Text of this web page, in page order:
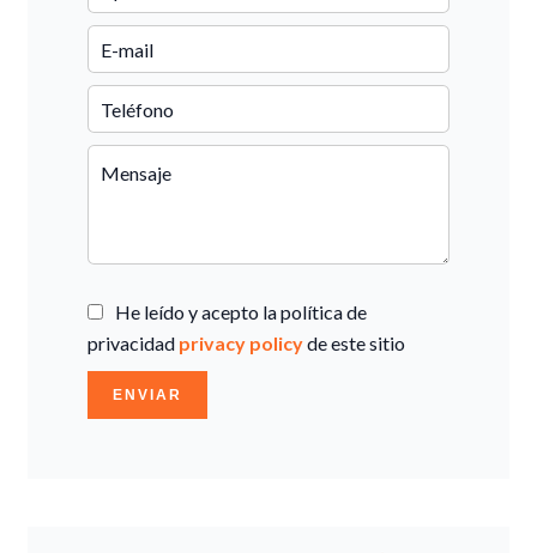
He leído y acepto la política de
privacidad privacy policyde este sitio
ENVIAR